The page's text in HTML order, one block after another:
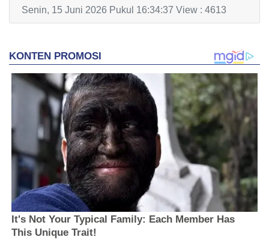
Senin, 15 Juni 2026 Pukul 16:34:37 View : 4613